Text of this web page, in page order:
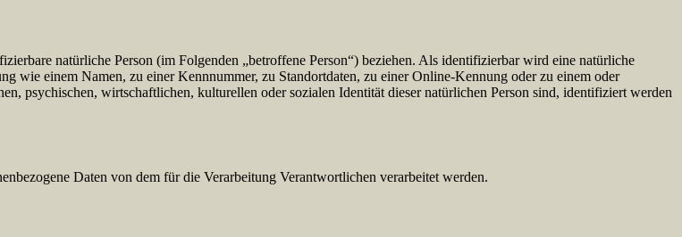
natürliche Person (im Folgenden „betroffene Person“) beziehen. Als identifizierbar wird eine natürliche
wie einem Namen, zu einer Kennnummer, zu Standortdaten, zu einer Online-Kennung oder zu einem oder
psychischen, wirtschaftlichen, kulturellen oder sozialen Identität dieser natürlichen Person sind, identifiziert werden
Daten von dem für die Verarbeitung Verantwortlichen verarbeitet werden.